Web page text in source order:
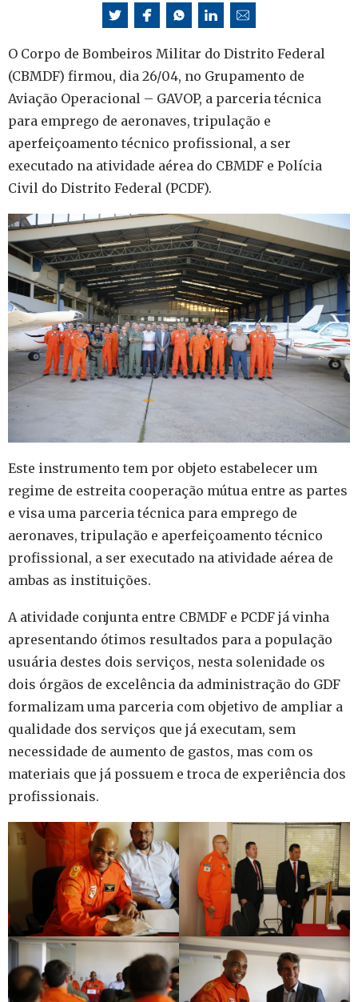
O Corpo de Bombeiros Militar do Distrito Federal
(CBMDF) firmou, dia 26/04, no Grupamento de
Aviação Operacional – GAVOP, a parceria técnica
para emprego de aeronaves, tripulação e
aperfeiçoamento técnico profissional, a ser
executado na atividade aérea do CBMDF e Polícia
Civil do Distrito Federal (PCDF).
Este instrumento tem por objeto estabelecer um
regime de estreita cooperação mútua entre as partes
e visa uma parceria técnica para emprego de
aeronaves, tripulação e aperfeiçoamento técnico
profissional, a ser executado na atividade aérea de
ambas as instituições.
A atividade conjunta entre CBMDF e PCDF já vinha
apresentando ótimos resultados para a população
usuária destes dois serviços, nesta solenidade os
dois órgãos de excelência da administração do GDF
formalizam uma parceria com objetivo de ampliar a
qualidade dos serviços que já executam, sem
necessidade de aumento de gastos, mas com os
materiais que já possuem e troca de experiência dos
profissionais.